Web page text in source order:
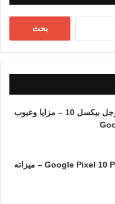
سعر ومواصفات جوجل بيكسل 10 – مزايا وعيوب
سعر ومواصفات Google Pixel 10 Pro – ميزاته